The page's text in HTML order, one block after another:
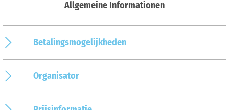
Allgemeine Informationen
Betalingsmogelijkheden
Organisator